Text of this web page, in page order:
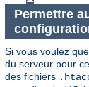
Permettre
Si vous voulez
du serveur pour
des fichiers